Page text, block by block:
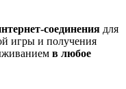
соединения для
игры и получения
в любое